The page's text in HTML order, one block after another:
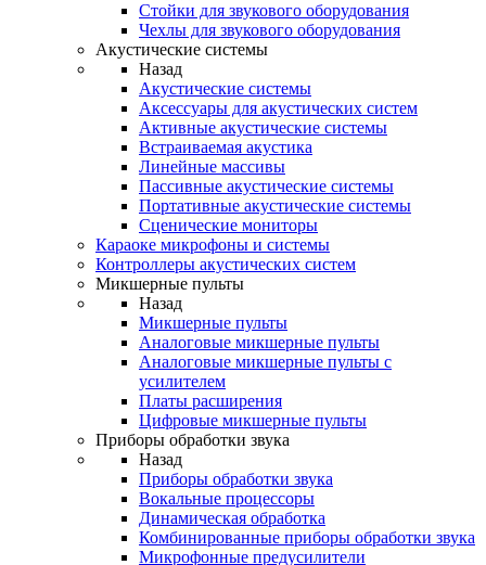
Стойки для звукового оборудования
Чехлы для звукового оборудования
Акустические системы
Назад
Акустические системы
Аксессуары для акустических систем
Активные акустические системы
Встраиваемая акустика
Линейные массивы
Пассивные акустические системы
Портативные акустические системы
Сценические мониторы
Караоке микрофоны и системы
Контроллеры акустических систем
Микшерные пульты
Назад
Микшерные пульты
Аналоговые микшерные пульты
Аналоговые микшерные пульты с
усилителем
Платы расширения
Цифровые микшерные пульты
Приборы обработки звука
Назад
Приборы обработки звука
Вокальные процессоры
Динамическая обработка
Комбинированные приборы обработки звука
Микрофонные предусилители